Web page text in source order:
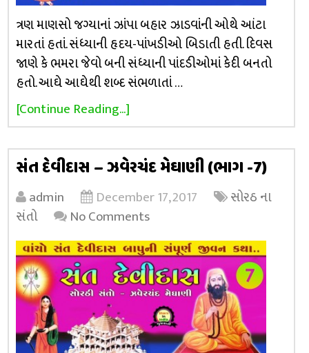
ત્રણ માણસો જગ્યાનાં ઝાંપા બહાર ઝાડવાંની ઓથે આંટા
મારતાં હતાં. સંધ્યાની હૃદય-પાંખડીઓ બિડાતી હતી. દિવસ
જાણે કે ભમરા જેવો બની સંધ્યાની પાંદડીઓમાં કેદી બનતો
હતો. આઘે આઘેથી શબ્દ સંભળાતાં …
[Continue Reading...]
સંત દેવીદાસ – ઝવેરચંદ મેઘાણી (ભાગ -7)
admin December 17, 2017
સોરઠ ના
સંતો
No Comments